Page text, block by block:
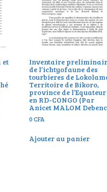
et Inventaire
de l’ichtyofaune des
tourbieres de
Territoire de Bikoro,
province de l’Equateur
en RD-CONGO (Par
Anicet MALOM
0CFA
Ajouter au panier